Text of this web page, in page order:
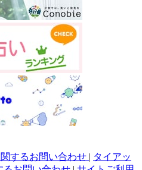
するお問い合わせ | タイアッ